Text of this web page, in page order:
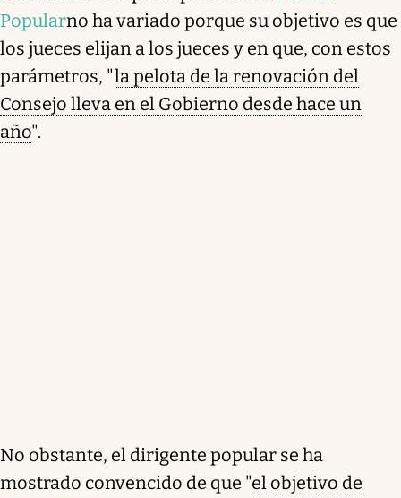
Popularno ha variado porque su objetivo es que
los jueces elijan a los jueces y en que, con estos
parámetros, "la pelota de la renovación del
Consejo lleva en el Gobierno desde hace un
año".
No obstante, el dirigente popular se ha
mostrado convencido de que "el objetivo de